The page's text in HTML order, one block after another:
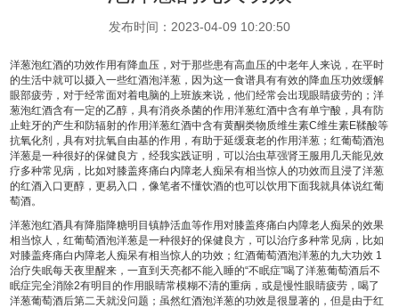
发布时间：2023-04-09 10:20:50
洋葱泡红酒的功效作用有降血压，对于那些患有高血压的中老年人来说，在平时
的生活中就可以摄入一些红酒泡洋葱，因为这一食谱具有有效的降血压功效缓解
眼部疲劳，对于经常面对着电脑的上班族来说，他们经常会出现眼睛疲劳的；洋
葱泡红酒含有一定的乙醇，具有消炎杀菌的作用洋葱红酒中含有单宁酸，具有防
止蛀牙的产生和防辐射的作用洋葱红酒中含有黄酮类物质维生素C维生素E鞣酸等
抗氧化剂，具有对抗氧自由基的作用，有助于延缓衰老的作用洋葱；红葡萄酒泡
洋葱是一种很好的保健良方，经我实践证明，可以治虫草强肾王服用几天能见效
疗多种常见病，比如对膝盖疼痛白内障老人痴呆有相当惊人的功效而且浸了洋葱
的红酒入口更醇，更易入口，像笔者不懂饮酒的也可以饮用下面我就具体说红葡
萄酒。
洋葱泡红酒具有降脂降糖明目镇静活血等作用对膝盖疼痛白内障老人痴呆的效果
相当惊人，红葡萄酒泡洋葱是一种很好的保健良方，可以治疗多种常见病，比如
对膝盖疼痛白内障老人痴呆有相当惊人的功效；红酒葡萄酒泡洋葱的九大功效 1
治疗失眠每天夜里醒来，一直到天亮都不能入睡的“不眠症”喝了洋葱葡萄酒后不
眠症完全消除2有明目的作用眼睛常模糊不清的重病，或是慢性眼睛疲劳，喝了
洋葱葡萄酒后第二天就没问题；虽然红酒泡洋葱的功效是很显著的，但是由于红